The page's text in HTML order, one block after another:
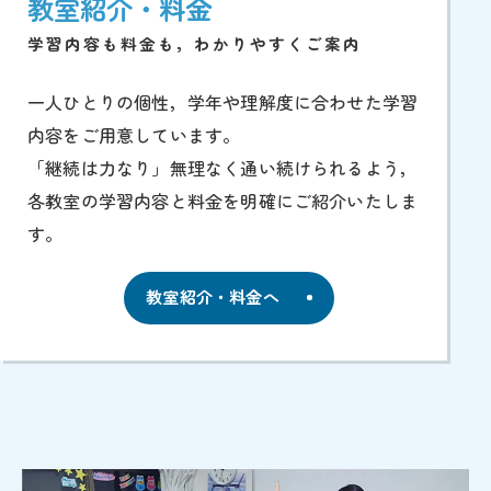
教室紹介・料金
学習内容も料金も，わかりやすくご案内
一人ひとりの個性，学年や理解度に合わせた学習
内容をご用意しています。
「継続は力なり」無理なく通い続けられるよう，
各教室の学習内容と料金を明確にご紹介いたしま
す。
教室紹介・料金へ